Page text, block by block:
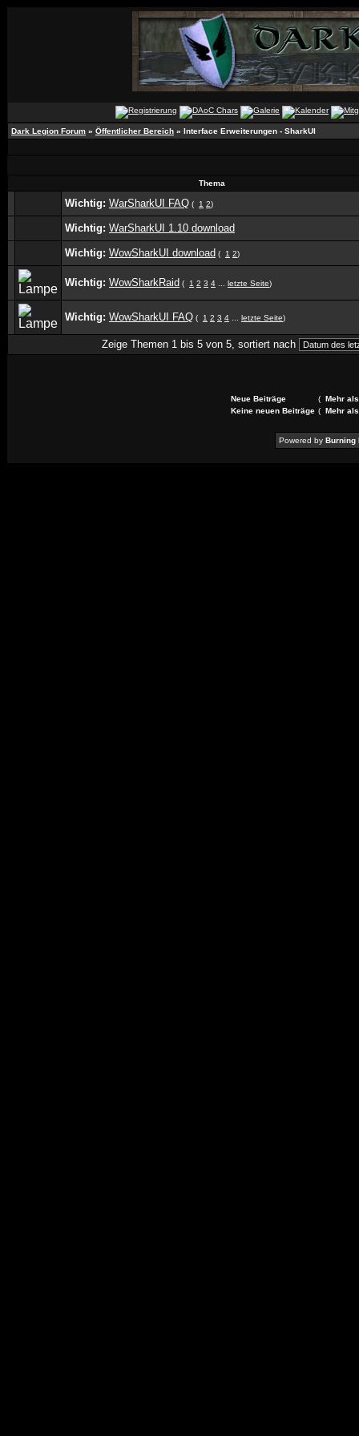
Dark Legion Forum » Öffentlicher Bereich » Interface Erweiterungen - SharkUI
Thema
Wichtig: WarSharkUI FAQ ( 1 2)
Wichtig: WarSharkUI 1.10 download
Wichtig: WowSharkUI download ( 1 2)
Wichtig: WowSharkRaid ( 1 2 3 4 letzte Seite)
Wichtig: WowSharkUI FAQ ( 1 2 3 4 letzte Seite)
Zeige Themen 1 bis 5 von 5, sortiert nach
Neue Beiträge ( Mehr
Keine neuen Beiträge ( Mehr
Powered by Burning